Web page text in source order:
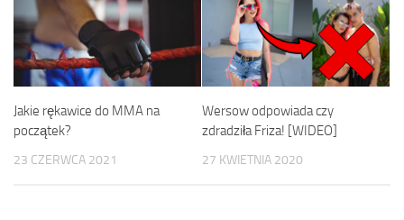
Jakie rękawice do MMA na
początek?
23 CZERWCA 2021
Wersow odpowiada czy
zdradziła Friza! [WIDEO]
27 KWIETNIA 2020